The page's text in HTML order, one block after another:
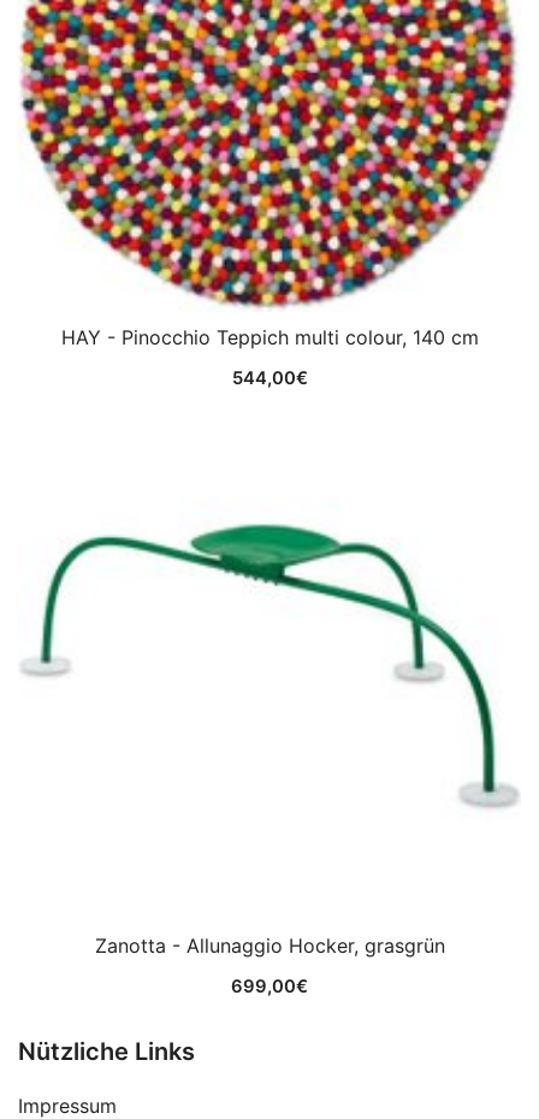
HAY - Pinocchio Teppich multi colour, 140 cm
544,00€
Zanotta - Allunaggio Hocker, grasgrün
699,00€
Nützliche Links
Impressum